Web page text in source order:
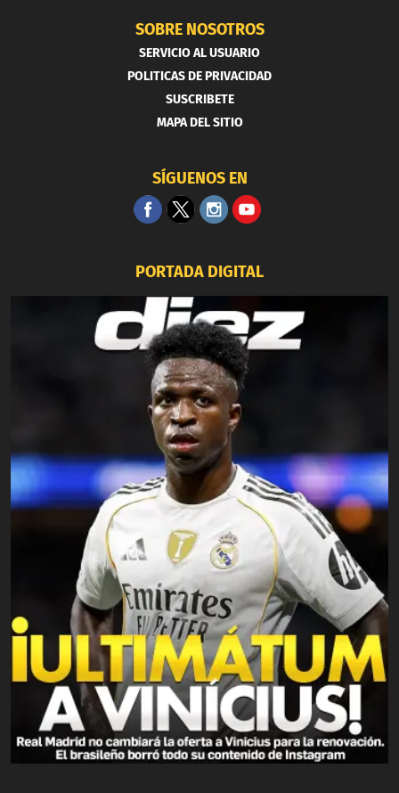
SOBRE NOSOTROS
SERVICIO AL USUARIO
POLITICAS DE PRIVACIDAD
SUSCRIBETE
MAPA DEL SITIO
SÍGUENOS EN
PORTADA DIGITAL